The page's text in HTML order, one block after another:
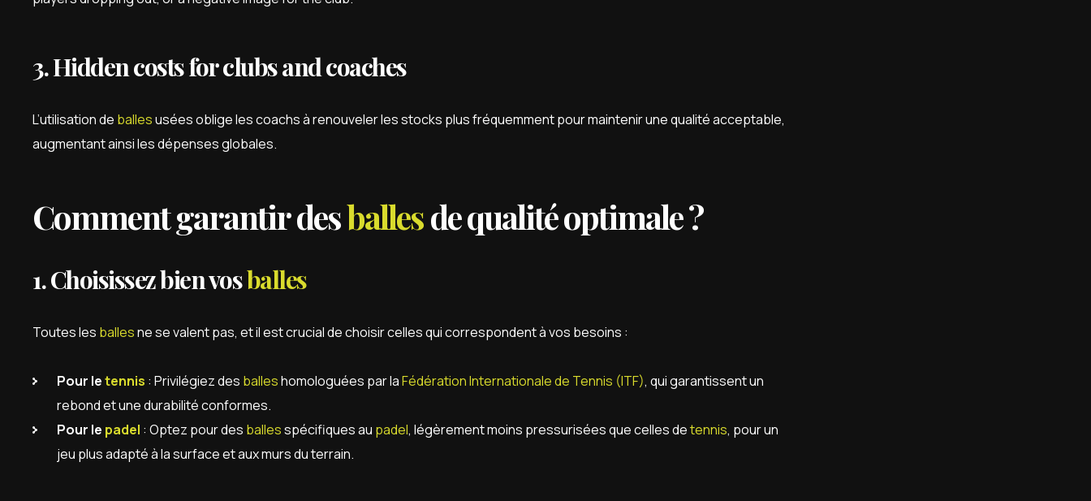
3. Hidden costs for clubs and coaches
L’utilisation de ballesusées oblige les coachs à renouveler les stocks plus fréquemment pour maintenir une qualité acceptable,
augmentant ainsi les dépenses globales.
Comment garantir desballesde qualité optimale ?
1. Choisissez bien vosballes
Toutes les ballesne se valent pas, et il est crucial de choisir celles qui correspondent à vos besoins :
Pour letennis : Privilégiez des balleshomologuées par laFédération Internationale de Tennis (ITF), qui garantissent un
rebond et une durabilité conformes.
Pour le padel : Optez pour des ballesspécifiques au padel, légèrement moins pressurisées que celles detennis, pour un
jeu plus adapté à la surface et aux murs du terrain.